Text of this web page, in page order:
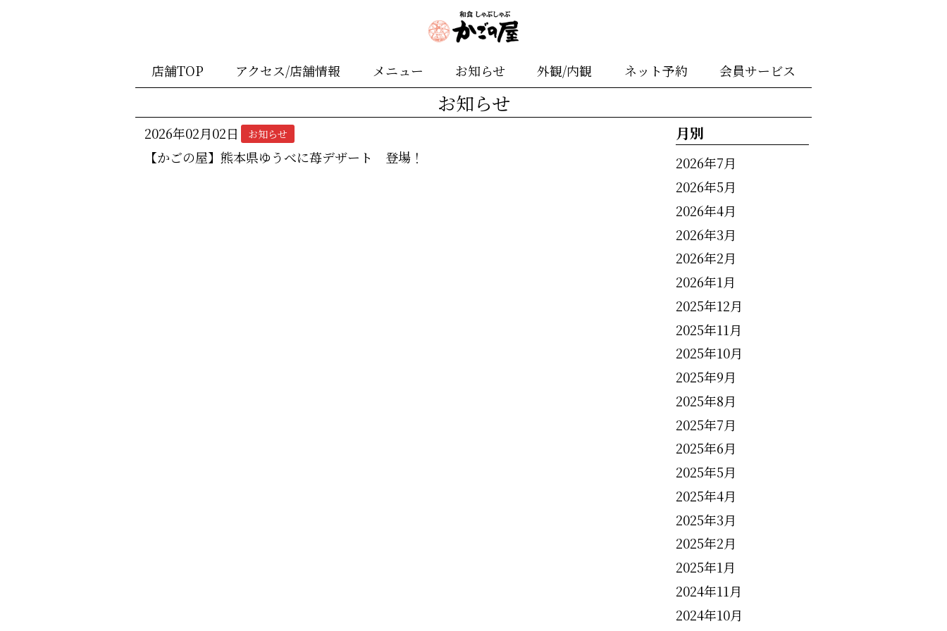
店舗TOP アクセス/店舗情報 メニュー お知らせ 外観/内観 ネット予約 会員サービス
お知らせ
2026年02月02日 お知らせ
【かごの屋】熊本県ゆうべに苺デザート 登場！
月別
2026年7月
2026年5月
2026年4月
2026年3月
2026年2月
2026年1月
2025年12月
2025年11月
2025年10月
2025年9月
2025年8月
2025年7月
2025年6月
2025年5月
2025年4月
2025年3月
2025年2月
2025年1月
2024年11月
2024年10月